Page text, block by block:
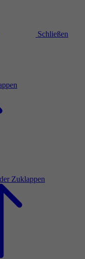
Schließen
Zuklappen